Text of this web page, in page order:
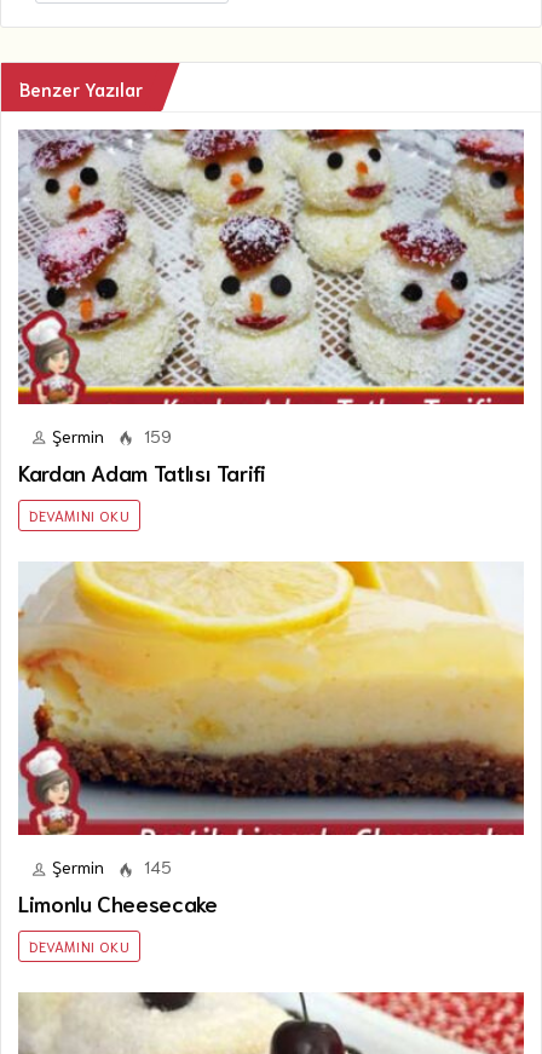
Benzer Yazılar
Şermin 159
Kardan Adam Tatlısı Tarifi
DEVAMINI OKU
Şermin 145
Limonlu Cheesecake
DEVAMINI OKU